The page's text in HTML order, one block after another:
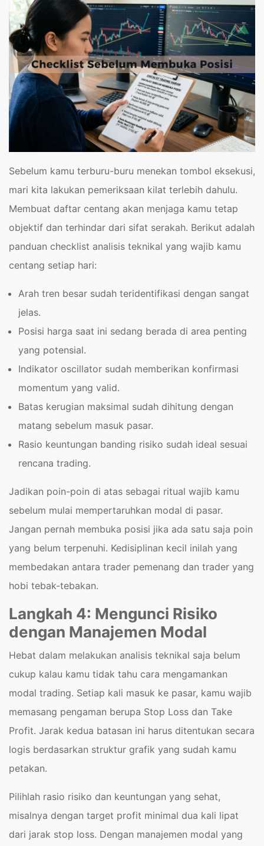
Sebelum kamu terburu-buru menekan tombol eksekusi,
mari kita lakukan pemeriksaan kilat terlebih dahulu.
Membuat daftar centang akan menjaga kamu tetap
objektif dan terhindar dari sifat serakah. Berikut adalah
panduan checklist analisis teknikal yang wajib kamu
centang setiap hari:
Arah tren besar sudah teridentifikasi dengan sangat
jelas.
Posisi harga saat ini sedang berada di area penting
yang potensial.
Indikator oscillator sudah memberikan konfirmasi
momentum yang valid.
Batas kerugian maksimal sudah dihitung dengan
matang sebelum masuk pasar.
Rasio keuntungan banding risiko sudah ideal sesuai
rencana trading.
Jadikan poin-poin di atas sebagai ritual wajib kamu
sebelum mulai mempertaruhkan modal di pasar.
Jangan pernah membuka posisi jika ada satu saja poin
yang belum terpenuhi. Kedisiplinan kecil inilah yang
membedakan antara trader pemenang dan trader yang
hobi tebak-tebakan.
Langkah 4: Mengunci Risiko
dengan Manajemen Modal
Hebat dalam melakukan analisis teknikal saja belum
cukup kalau kamu tidak tahu cara mengamankan
modal trading. Setiap kali masuk ke pasar, kamu wajib
memasang pengaman berupa Stop Loss dan Take
Profit. Jarak kedua batasan ini harus ditentukan secara
logis berdasarkan struktur grafik yang sudah kamu
petakan.
Pilihlah rasio risiko dan keuntungan yang sehat,
misalnya dengan target profit minimal dua kali lipat
dari jarak stop loss. Dengan manajemen modal yang